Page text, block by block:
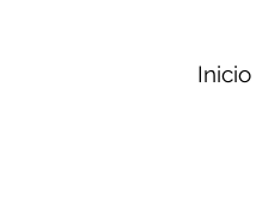
Inicio